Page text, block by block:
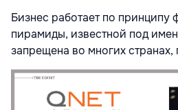
Бизнес работает по принципу
пирамиды, известной под
запрещена во многих странах,